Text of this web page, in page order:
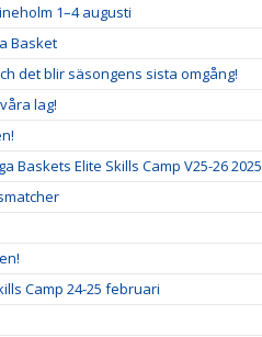
1–4 augusti
Basket
det blir säsongens sista omgång!
lag!
Baskets Elite Skills Camp V25-26 2025
Camp 24-25 februari